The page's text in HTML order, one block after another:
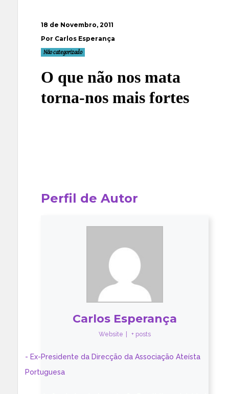
18 de Novembro, 2011
Por Carlos Esperança
Não categorizado
O que não nos mata
torna-nos mais fortes
Perfil de Autor
Carlos Esperança
Website + posts
- Ex-Presidente da Direcção da Associação Ateísta
Portuguesa